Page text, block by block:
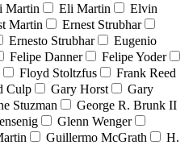
Martin Eli Martin
Elvin
Martin
Ernest Strubhar
Ernesto Strubhar
Eugenio
Felipe Danner
Felipe Yoder
Floyd Stoltzfus
Frank Reed
Culp Gary Horst
Gary
Stuzman
George R. Brunk II
Glenn Wenger
Guillermo McGrath
H.